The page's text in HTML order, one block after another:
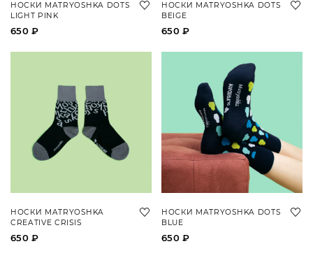
НОСКИ MATRYOSHKA DOTS
LIGHT PINK
650 ₽
НОСКИ MATRYOSHKA DOTS
BEIGE
650 ₽
НОСКИ MATRYOSHKA
CREATIVE CRISIS
650 ₽
НОСКИ MATRYOSHKA DOTS
BLUE
650 ₽